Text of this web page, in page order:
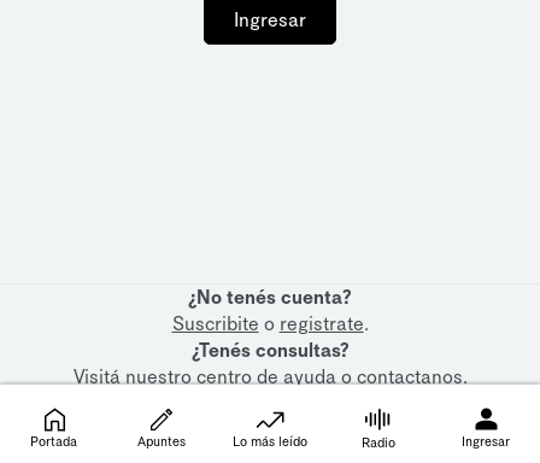
Ingresar
¿No tenés cuenta?
Suscribite o registrate.
¿Tenés consultas?
Visitá nuestrocentro de ayudaocontactanos.
Portada Apuntes Lo más leído Radio Ingresar